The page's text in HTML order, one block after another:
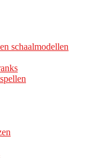
schaalmodellen